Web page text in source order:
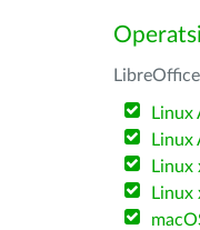
Linux
Linux
Linux
Linux